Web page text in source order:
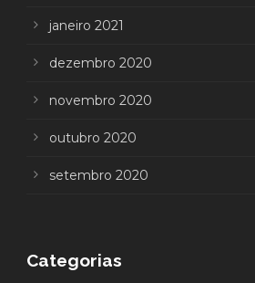
janeiro 2021
dezembro 2020
novembro 2020
outubro 2020
setembro 2020
Categorias